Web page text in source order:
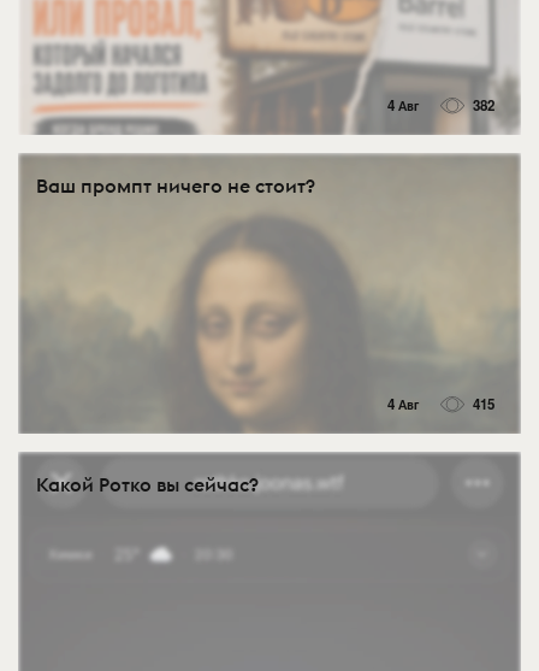
4 Авг 382
Ваш промпт ничего не стоит?
4 Авг 415
Какой Ротко вы сейчас?